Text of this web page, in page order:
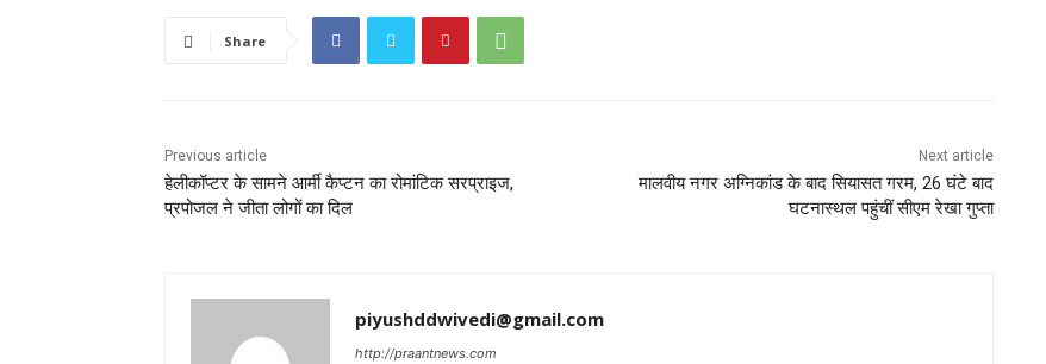
Share
Previous article
हेलीकॉप्टर के सामने आर्मी कैप्टन का रोमांटिक सरप्राइज,
प्रपोजल ने जीता लोगों का दिल
Next article
मालवीय नगर अग्निकांड के बाद सियासत गरम, 26 घंटे बाद
घटनास्थल पहुंचीं सीएम रेखा गुप्ता
piyushddwivedi@gmail.com
http://praantnews.com